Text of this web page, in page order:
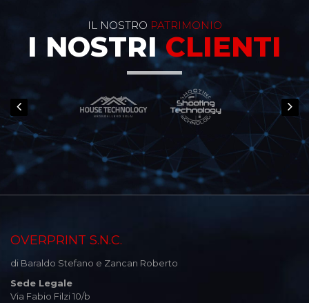
IL NOSTRO PATRIMONIO
I NOSTRICLIENTI
OVERPRINT S.N.C.
di Baraldo Stefano e Zancan Roberto
Sede Legale
Via Fabio Filzi 10/b